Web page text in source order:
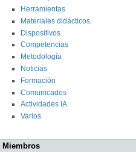
Herramientas
Materiales didácticos
Dispositivos
Competencias
Metodología
Noticias
Formación
Comunicados
Actividades IA
Varios
Miembros